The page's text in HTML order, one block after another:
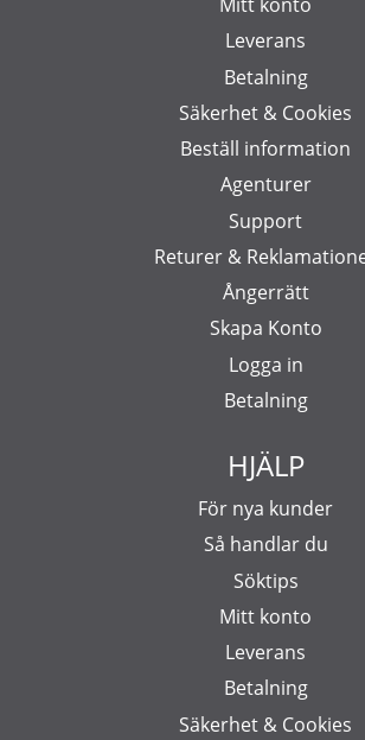
Leverans
Betalning
Säkerhet & Cookies
Beställ information
Agenturer
Support
Returer &
Ångerrätt
Skapa Konto
Logga in
Betalning
HJÄLP
För nya kunder
Så handlar du
Söktips
Mitt konto
Leverans
Betalning
Säkerhet & Cookies